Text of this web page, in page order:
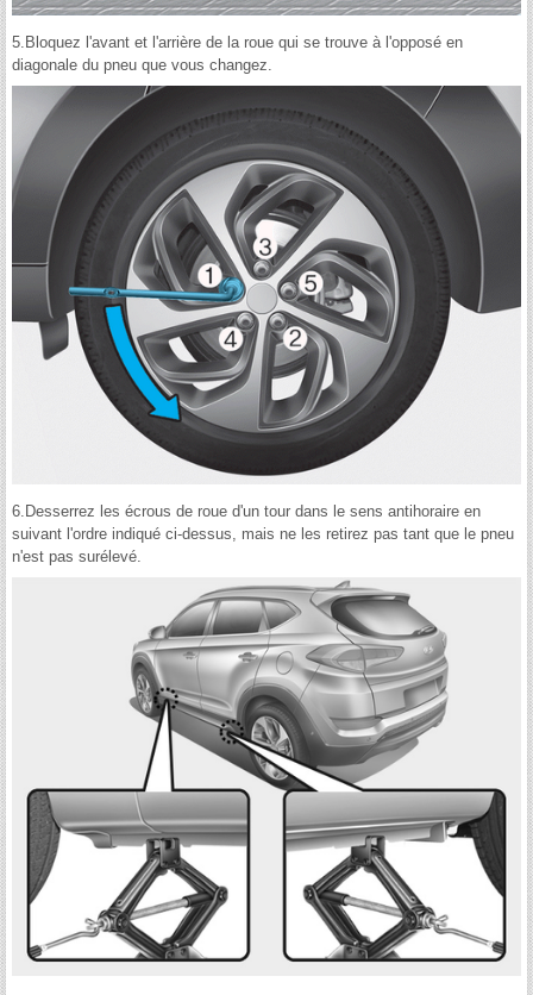
5.Bloquez l'avant et l'arrière de la roue qui se trouve à l'opposé en
diagonale du pneu que vous changez.
6.Desserrez les écrous de roue d'un tour dans le sens antihoraire en
suivant l'ordre indiqué ci-dessus, mais ne les retirez pas tant que le pneu
n'est pas surélevé.